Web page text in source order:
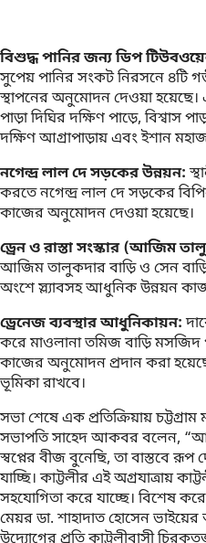
বিশুদ্ধ পানির জন্য ডিপ
সুপেয় পানির সংকট নিরসনে ৪টি
স্থাপনের অনুমোদন দেওয়া
পাড়া দিঘির দক্ষিণ পাড়ে, বিশ্বাস
দক্ষিণ আগ্রাপাড়ায় এবং ইশান
নগেন্দ্র লাল দে সড়কের উন্নয়ন:
করতে নগেন্দ্র লাল দে সড়কের
কাজের অনুমোদন দেওয়া হয়েছে।
ড্রেন ও রাস্তা সংস্কার (আজিম
আজিম তালুকদার বাড়ি ও সেন বাড়ি
অংশে স্ল্যাবসহ আধুনিক উন্নয়ন
ড্রেনেজ ব্যবস্থার আধুনিকায়ন:
করে মাওলানা তমিজ বাড়ি মসজিদ
কাজের অনুমোদন প্রদান করা
ভূমিকা রাখবে।
সভা শেষে এক প্রতিক্রিয়ায়
সভাপতি সাহেদ আকবর বলেন,
স্বপ্নের বীজ বুনেছি, তা বাস্তবে
যাচ্ছি। কাট্টলীর এই অগ্রযাত্রায়
সহযোগিতা করে যাচ্ছে। বিশেষ
মেয়র ডা. শাহাদাত হোসেন